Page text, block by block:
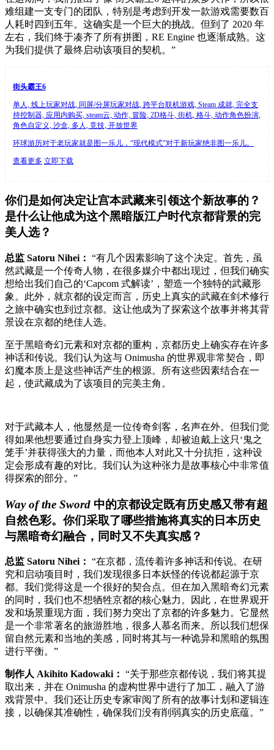
难组建一支专门的团队，特别是考虑到开发一款游戏需要数百
人耗时四到五年。这确实是一个巨大的挑战。但到了 2020 年
左右，我们终于凑齐了所有拼图，RE Engine 也逐渐成熟。这
为我们提供了最终启动该项目的契机。”
街头霸王6
单人, 线上玩家对战, 同屏/分屏玩家对战, 跨平台联机游戏, Steam 成就, 完全支
持控制器, 应用内购买, steam云, 动作, 冒险, 2D格斗, 街机, 格斗, 动作角色扮演,
角色自定义, 沙盒, 多人, 竞技, 开放世界
环球游历对于老玩家就是图一乐儿，“现代模式”对于新玩家绝非图一乐儿。
查看更多 立即下载
你们是如何决定让宫本武藏来引领这个新故事的？
是什么让他成为这个黑暗版江户时代京都背景的完
美人选？
总监 Satoru Nihei： “有几个因素影响了这个决定。首先，虽
然武藏是一个传奇人物，在很多媒介中都出现过，但我们确实
想给出我们自己的‘Capcom 式解读’，塑造一个独特的武藏形
象。此外，就京都的设定而言，历史上真实的武藏在剑术修行
之旅中确实也到过京都。这让他成为了探索这个故事并将其背
景设在京都的绝佳人选。
至于黑暗奇幻元素和对京都的重构，京都历史上确实存在许多
神话和传说。我们认为这与 Onimusha 的世界观非常契合，即
幻魔本质上是这些神话产生的根源。所有这些因素结合在一
起，使武藏成为了该项目的完美主角。
对于武藏本人，他显然是一位传奇剑客，名声在外。但我们觉
得如果他想要通过自身实力登上顶峰，却被迫戴上这只‘鬼之
笼手’并获得强大的力量，而他本人对此又十分抗拒，这种设
定会形成有趣的对比。我们认为这种张力是故事核心中非常值
得探索的部分。”
Way of the Sword 中的京都设定既有历史感又带有超
自然色彩。你们采取了哪些措施将真实的日本历史
与黑暗奇幻融合，同时又不失真实感？
总监 Satoru Nihei： “在京都，流传着许多神话和传说。在研
究和启动项目时，我们发现很多日本妖怪的传说都起源于京
都。我们觉得这是一个很好的契合点。但在加入黑暗奇幻元素
的同时，我们也不想牺牲京都的核心魅力。因此，在世界观开
发和场景重现方面，我们努力突出了京都的许多魅力。它显然
是一个非常著名的旅游胜地，很多人慕名而来。所以我们想保
留自然元素和当地的美感，同时将其与一种诡异和黑暗的氛围
进行平衡。”
制作人 Akihito Kadowaki： “关于那些京都传说，我们将其提
取出来，并在 Onimusha 的虚构世界中进行了加工，融入了游
戏背景中。我们还让历史专家审阅了所有的故事计划和逻辑连
接，以确保其准确性，确保我们没有削弱真实的历史底蕴。”